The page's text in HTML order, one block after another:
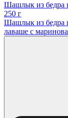
Шашлык из бедра
250 г
Шашлык из бедра
лаваше с